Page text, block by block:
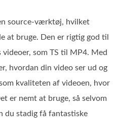
source-værktøj, hvilket
at bruge. Den er rigtig god til
som TS til MP4. Med
hvordan din video ser ud og
kvaliteten af videoen, hvor
er nemt at bruge, så selvom
du stadig få fantastiske